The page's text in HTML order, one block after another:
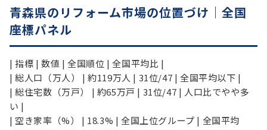
青森県のリフォーム市場の位置づけ｜全国
座標パネル
| 指標 | 数値 | 全国順位 | 全国平均比 |
| 総人口（万人） | 約119万人 | 31位/47 | 全国平均以下 |
| 総住宅数（万戸） | 約65万戸 | 31位/47 | 人口比でやや多
い |
| 空き家率（%） | 18.3% | 全国上位グループ | 全国平均